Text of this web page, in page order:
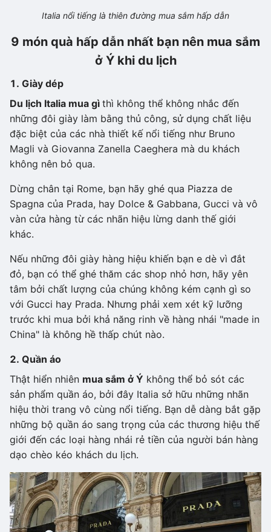
Italia nổi tiếng là thiên đường mua sắm hấp dẫn
9 món quà hấp dẫn nhất bạn nên mua sắm
ở Ý khi du lịch
1. Giày dép
Du lịch Italia mua gì thì không thể không nhắc đến
những đôi giày làm bằng thủ công, sử dụng chất liệu
đặc biệt của các nhà thiết kế nổi tiếng như Bruno
Magli và Giovanna Zanella Caeghera mà du khách
không nên bỏ qua.
Dừng chân tại Rome, bạn hãy ghé qua Piazza de
Spagna của Prada, hay Dolce & Gabbana, Gucci và vô
vàn cửa hàng từ các nhãn hiệu lừng danh thế giới
khác.
Nếu những đôi giày hàng hiệu khiến bạn e dè vì đắt
đỏ, bạn có thể ghé thăm các shop nhỏ hơn, hãy yên
tâm bởi chất lượng của chúng không kém cạnh gì so
với Gucci hay Prada. Nhưng phải xem xét kỹ lưỡng
trước khi mua bởi khả năng rinh về hàng nhái "made in
China" là không hề thấp chút nào.
2. Quần áo
Thật hiển nhiên mua sắm ở Ý không thể bỏ sót các
sản phẩm quần áo, bởi đây Italia sở hữu những nhãn
hiệu thời trang vô cùng nổi tiếng. Bạn dễ dàng bắt gặp
những bộ quần áo sang trọng của các thương hiệu thế
giới đến các loại hàng nhái rẻ tiền của người bán hàng
dạo chèo kéo khách du lịch.